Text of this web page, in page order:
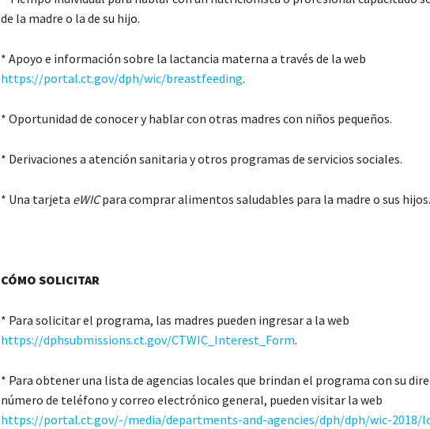
de la madre o la de su hijo.
* Apoyo e información sobre la lactancia materna a través de la web
https://portal.ct.gov/dph/wic/breastfeeding.
* Oportunidad de conocer y hablar con otras madres con niños pequeños.
* Derivaciones a atención sanitaria y otros programas de servicios sociales.
* Una tarjeta eWICpara comprar alimentos saludables para la madre o sus hijos.
CÓMO SOLICITAR
* Para solicitar el programa, las madres pueden ingresar a la web
https://dphsubmissions.ct.gov/CTWIC_Interest_Form.
* Para obtener una lista de agencias locales que brindan el programa con su
número de teléfono y correo electrónico general, pueden visitar la web
https://portal.ct.gov/-/media/departments-and-agencies/dph/dph/wic-2018/